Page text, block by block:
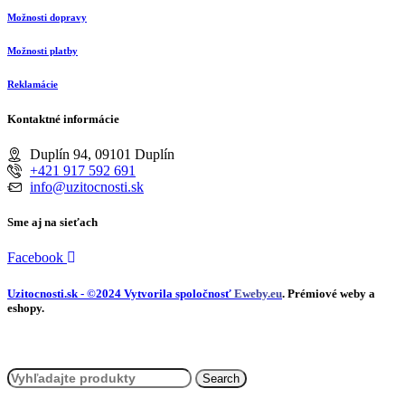
Možnosti dopravy
Možnosti platby
Reklamácie
Kontaktné informácie
Duplín 94, 09101 Duplín
+421 917 592 691
info@uzitocnosti.sk
Sme aj na sieťach
Facebook
Uzitocnosti.sk - ©2024 Vytvorila spoločnosť Eweby.eu. Prémiové weby a
eshopy.
Search